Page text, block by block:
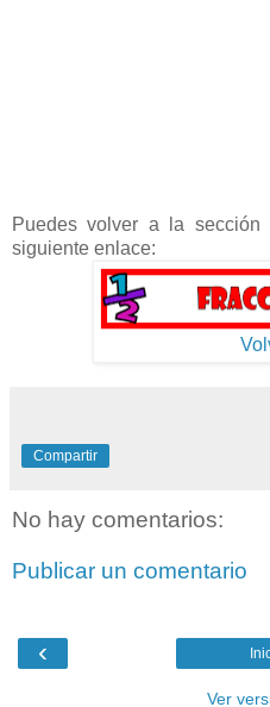
Puedes volver a la sección
siguiente enlace:
Compartir
No hay comentarios:
Publicar un comentario
‹
Ver